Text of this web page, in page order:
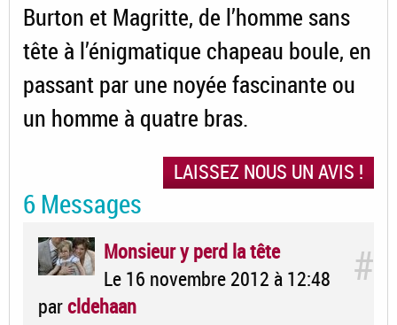
Burton et Magritte, de l’homme sans
tête à l’énigmatique chapeau boule, en
passant par une noyée fascinante ou
un homme à quatre bras.
LAISSEZ NOUS UN AVIS !
6 Messages
#
Monsieur y perd la tête
Le 16 novembre 2012 à 12:48
parcldehaan